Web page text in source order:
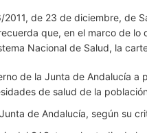
2011, de 23 de diciembre, de
que, en el marco de
Nacional de Salud, la
de la Junta de Andalucía
de salud de la
de Andalucía, según su